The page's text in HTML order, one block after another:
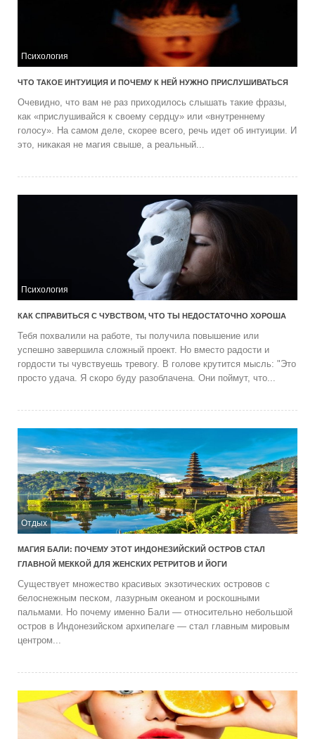
Психология
ЧТО ТАКОЕ ИНТУИЦИЯ И ПОЧЕМУ К НЕЙ НУЖНО ПРИСЛУШИВАТЬСЯ
Очевидно, что вам не раз приходилось слышать такие фразы,
как «прислушивайся к своему сердцу» или «внутреннему
голосу». На самом деле, скорее всего, речь идет об интуиции. И
это, никакая не магия свыше, а реальный...
Психология
КАК СПРАВИТЬСЯ С ЧУВСТВОМ, ЧТО ТЫ НЕДОСТАТОЧНО ХОРОША
Тебя похвалили на работе, ты получила повышение или
успешно завершила сложный проект. Но вместо радости и
гордости ты чувствуешь тревогу. В голове крутится мысль: "Это
просто удача. Я скоро буду разоблачена. Они поймут, что...
Отдых
МАГИЯ БАЛИ: ПОЧЕМУ ЭТОТ ИНДОНЕЗИЙСКИЙ ОСТРОВ СТАЛ
ГЛАВНОЙ МЕККОЙ ДЛЯ ЖЕНСКИХ РЕТРИТОВ И ЙОГИ
Существует множество красивых экзотических островов с
белоснежным песком, лазурным океаном и роскошными
пальмами. Но почему именно Бали — относительно небольшой
остров в Индонезийском архипелаге — стал главным мировым
центром...